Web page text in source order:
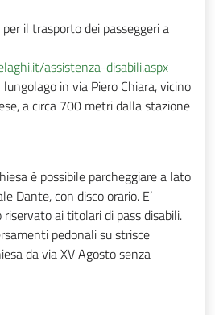
il trasporto dei passeggeri a
assistenza-disabili.aspx
in via Piero Chiara, vicino
a circa 700 metri dalla stazione
è possibile parcheggiare a lato
Dante, con disco orario. E’
ai titolari di pass disabili.
pedonali su strisce
da via XV Agosto senza